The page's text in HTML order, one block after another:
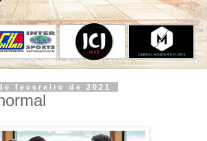
fevereiro de 2021